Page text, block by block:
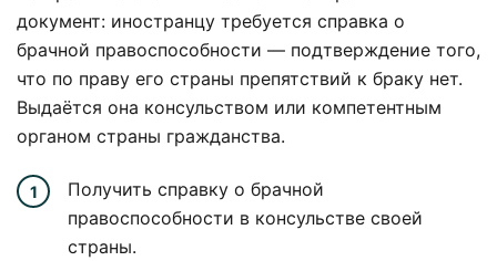
документ: иностранцу требуется справка о
брачной правоспособности — подтверждение того,
что по праву его страны препятствий к браку нет.
Выдаётся она консульством или компетентным
органом страны гражданства.
Получить справку о брачной
правоспособности в консульстве своей
страны.